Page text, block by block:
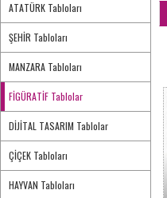
ATATÜRK Tabloları
ŞEHİR Tabloları
MANZARA Tabloları
FİGÜRATİF Tablolar
DİJİTAL TASARIM Tablolar
ÇİÇEK Tabloları
HAYVAN Tabloları